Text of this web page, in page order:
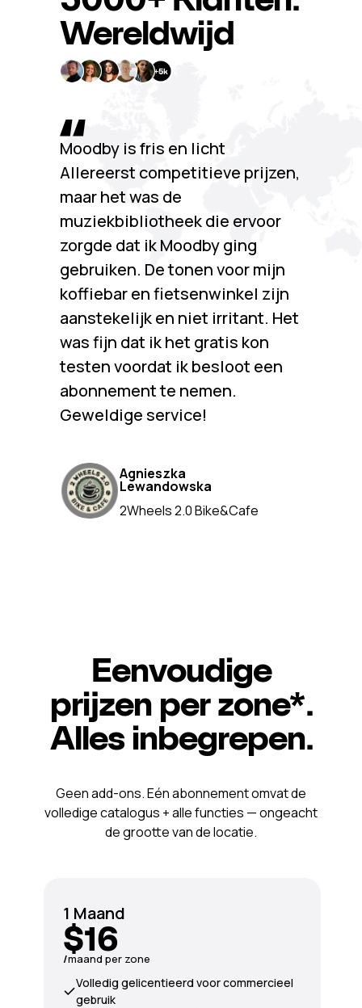
Moodby is fris en licht
Allereerst competitieve prijzen,
maar het was de
muziekbibliotheek die ervoor
zorgde dat ik Moodby ging
gebruiken. De tonen voor mijn
koffiebar en fietsenwinkel zijn
aanstekelijk en niet irritant. Het
was fijn dat ik het gratis kon
testen voordat ik besloot een
abonnement te nemen.
Geweldige service!
Agnieszka
Lewandowska
2Wheels 2.0 Bike&Cafe
Wereldwijd
Eenvoudige
prijzen per zone*.
Alles inbegrepen.
1 Maand
$16
/maand per zone
Volledig gelicentieerd voor commercieel
gebruik
Geen add-ons. Eén abonnement omvat de
volledige catalogus + alle functies — ongeacht
de grootte van de locatie.